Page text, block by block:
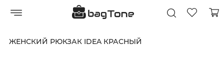
ЖЕНСКИЙ РЮКЗАК IDEA КРАСНЫЙ